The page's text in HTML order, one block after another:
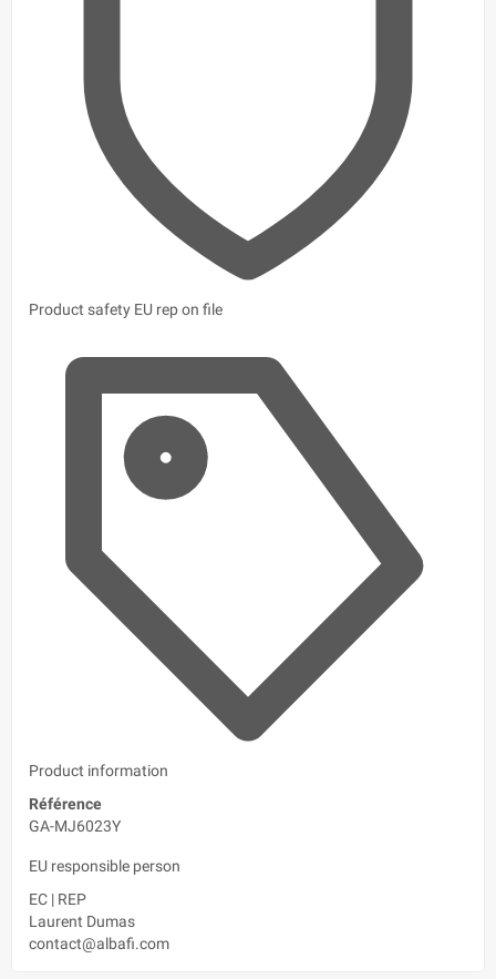
Product safety EU rep on file
Product information
Référence
GA-MJ6023Y
EU responsible person
EC | REP
Laurent Dumas
contact@albafi.com